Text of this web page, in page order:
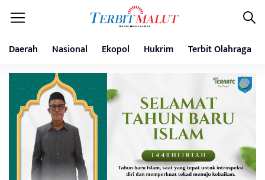
Daerah Nasional Ekopol Hukrim Terbit Olahraga